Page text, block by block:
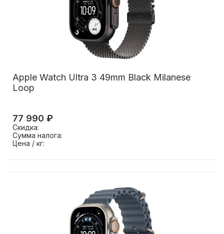
Apple Watch Ultra 3 49mm Black Milanese
Loop
77 990 ₽
Скидка:
Сумма налога:
Цена / кг: